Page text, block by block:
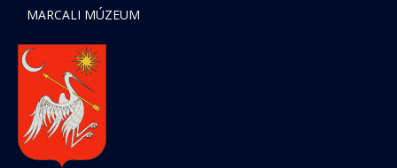
MARCALI MÚZEUM